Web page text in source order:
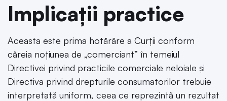
Implicații practice
Aceasta este prima hotărâre a Curții conform
căreia noțiunea de „comerciant” în temeiul
Directivei privind practicile comerciale neloiale și
Directiva privind drepturile consumatorilor trebuie
interpretată uniform, ceea ce reprezintă un rezultat